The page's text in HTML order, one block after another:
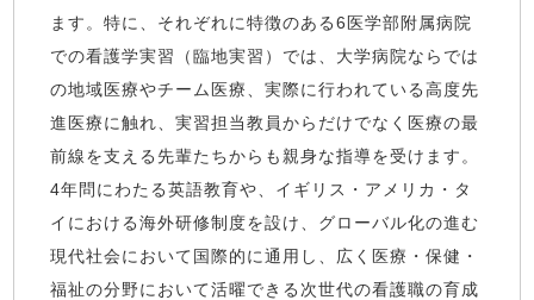
ます。特に、それぞれに特徴のある6医学部附属病院
での看護学実習（臨地実習）では、大学病院ならでは
の地域医療やチーム医療、実際に行われている高度先
進医療に触れ、実習担当教員からだけでなく医療の最
前線を支える先輩たちからも親身な指導を受けます。
4年問にわたる英語教育や、イギリス・アメリカ・タ
イにおける海外研修制度を設け、グローバル化の進む
現代社会において国際的に通用し、広く医療・保健・
福祉の分野において活曜できる次世代の看護職の育成